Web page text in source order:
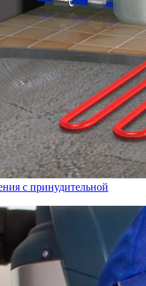
с принудительной